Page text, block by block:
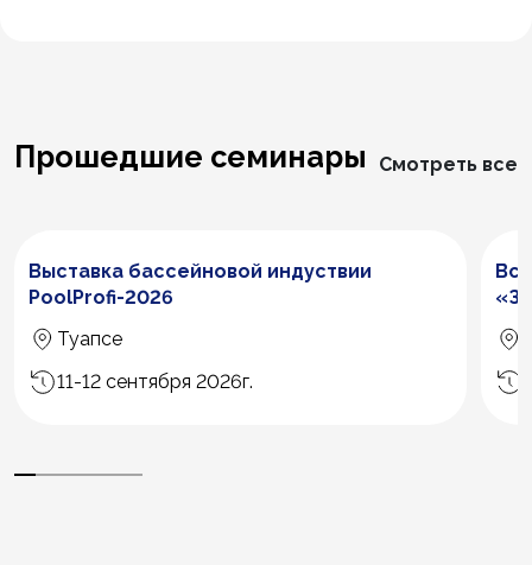
Прошедшие семинары Смотреть все
Выставка бассейновой индуствии
PoolProfi-2026
Туапсе
11-12 сентября 2026г.